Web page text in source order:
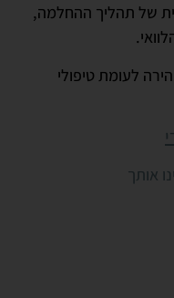
של תהליך ההחלמה,
לעומת טיפולי
אותך